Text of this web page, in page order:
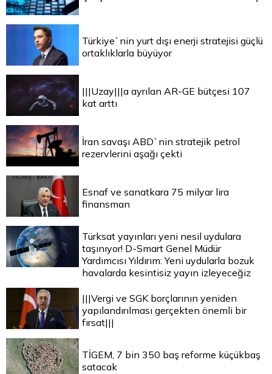
Türkiye`nin yurt dışı enerji stratejisi güçlü
ortaklıklarla büyüyor
|||Uzay|||a ayrılan AR-GE bütçesi 107
kat arttı
İran savaşı ABD`nin stratejik petrol
rezervlerini aşağı çekti
Esnaf ve sanatkara 75 milyar lira
finansman
Türksat yayınları yeni nesil uydulara
taşınıyor! D-Smart Genel Müdür
Yardımcısı Yıldırım: Yeni uydularla bozuk
havalarda kesintisiz yayın izleyeceğiz
|||Vergi ve SGK borçlarının yeniden
yapılandırılması gerçekten önemli bir
fırsat|||
TİGEM, 7 bin 350 baş reforme küçükbaş
satacak